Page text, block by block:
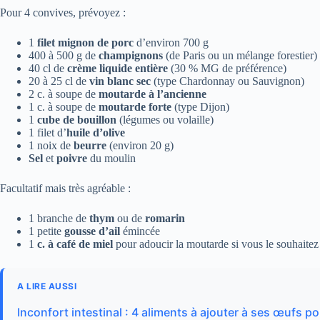
Pour 4 convives, prévoyez :
1 filet mignon de porc d’environ 700 g
400 à 500 g de champignons (de Paris ou un mélange forestier)
40 cl de crème liquide entière (30 % MG de préférence)
20 à 25 cl de vin blanc sec (type Chardonnay ou Sauvignon)
2 c. à soupe de moutarde à l’ancienne
1 c. à soupe de moutarde forte (type Dijon)
1 cube de bouillon (légumes ou volaille)
1 filet d’huile d’olive
1 noix de beurre (environ 20 g)
Sel et poivre du moulin
Facultatif mais très agréable :
1 branche de thym ou de romarin
1 petite gousse d’ail émincée
1 c. à café de miel pour adoucir la moutarde si vous le souhaitez
A LIRE AUSSI
Inconfort intestinal : 4 aliments à ajouter à ses œufs